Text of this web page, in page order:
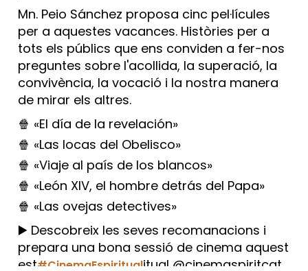
Mn. Peio Sánchez proposa cinc pel·lícules
per a aquestes vacances. Històries per a
tots els públics que ens conviden a fer-nos
preguntes sobre l'acollida, la superació, la
convivència, la vocació i la nostra manera
de mirar els altres.
🍿 «El día de la revelación»
🍿 «Las locas del Obelisco»
🍿 «Viaje al país de los blancos»
🍿 «León XIV, el hombre detrás del Papa»
🍿 «Las ovejas detectives»
▶️ Descobreix les seves recomanacions i
prepara una bona sessió de cinema aquest
est#CinemaEspiritualitual @cinemaspiritcat